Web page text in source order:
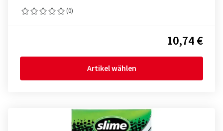
(0)
10,74 €
Artikel wählen